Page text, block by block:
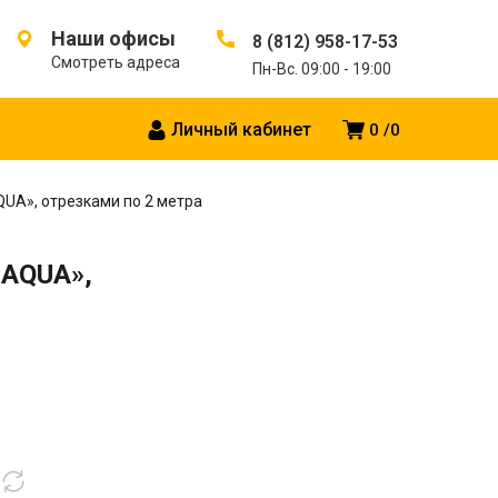
Наши офисы
Смотреть адреса
8 (812) 958-17-53
Пн-Вс. 09:00 - 19:00
0 0
Личный кабинет
отрезками по 2 метра